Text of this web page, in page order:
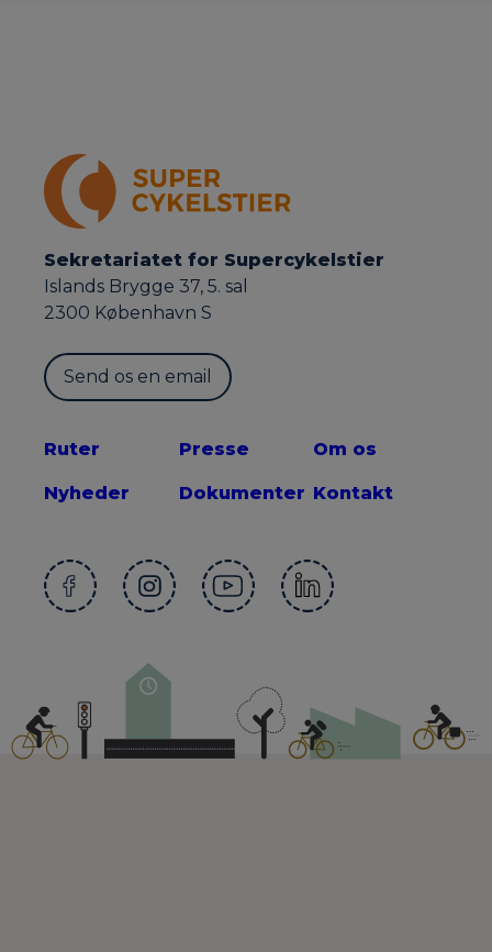
Sekretariatet for Supercykelstier
Islands Brygge 37, 5. sal
2300 København S
Send os en email
Ruter
Nyheder
Presse
Dokumenter
Om os
Kontakt